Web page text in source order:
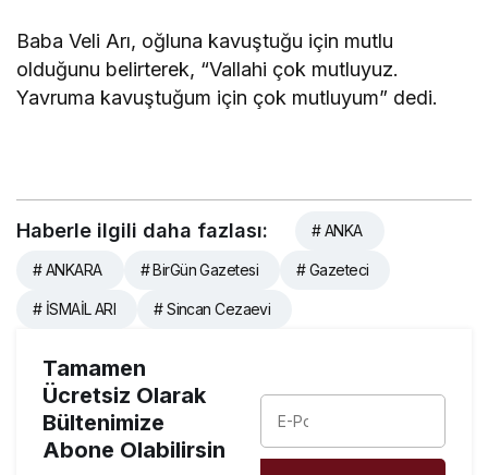
Baba Veli Arı, oğluna kavuştuğu için mutlu
olduğunu belirterek, “Vallahi çok mutluyuz.
Yavruma kavuştuğum için çok mutluyum” dedi.
Haberle ilgili daha fazlası: # ANKA
# ANKARA # BirGün Gazetesi # Gazeteci
# İSMAİL ARI # Sincan Cezaevi
Tamamen
Ücretsiz Olarak
Bültenimize
Abone Olabilirsin